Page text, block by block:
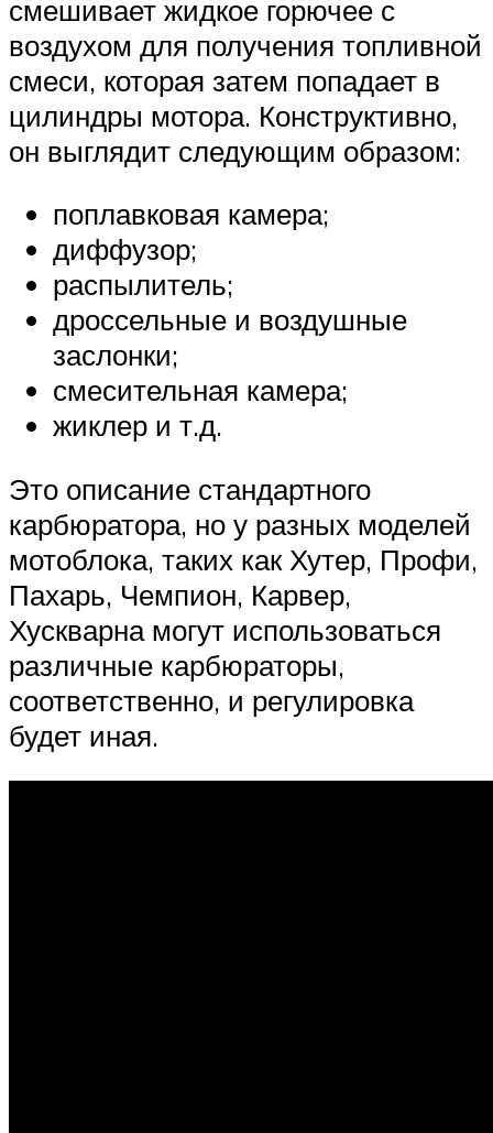
смешивает жидкое горючее с
воздухом для получения топливной
смеси, которая затем попадает в
цилиндры мотора. Конструктивно,
он выглядит следующим образом:
поплавковая камера;
диффузор;
распылитель;
дроссельные и воздушные
заслонки;
смесительная камера;
жиклер и т.д.
Это описание стандартного
карбюратора, но у разных моделей
мотоблока, таких как Хутер, Профи,
Пахарь, Чемпион, Карвер,
Хускварна могут использоваться
различные карбюраторы,
соответственно, и регулировка
будет иная.